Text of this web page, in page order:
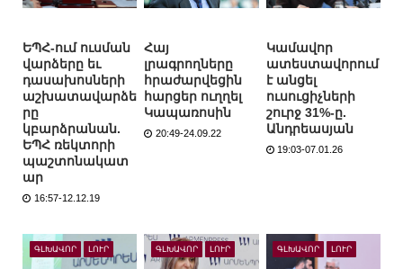
ԵՊՀ-ում ուսման
վարձերը եւ
դասախոսների
աշխատավարձե
րը
կբարձրանան.
ԵՊՀ ռեկտորի
պաշտոնակատ
ար
16:57-12.12.19
Հայ
լրագրողները
հրաժարվեցին
հարցեր ուղղել
Կապառոսին
20:49-24.09.22
Կամավոր
ատեստավորում
է անցել
ուսուցիչների
շուրջ 31%-ը.
Անդրեասյան
19:03-07.01.26
ԳԼԽԱՎՈՐ ԼՈՒՐ ԳԼԽԱՎՈՐ ԼՈՒՐ ԳԼԽԱՎՈՐ ԼՈՒՐ